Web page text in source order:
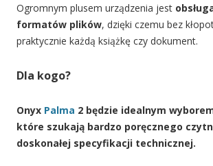
Ogromnym plusem urządzenia jest
formatów plików, dzięki czemu bez
praktycznie każdą książkę czy dokument.
Dla kogo?
Onyx Palma 2 będzie idealnym
które szukają bardzo poręcznego
doskonałej specyfikacji technicznej.